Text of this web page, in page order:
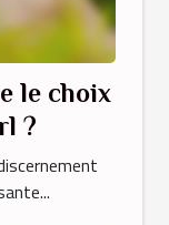
le choix
?